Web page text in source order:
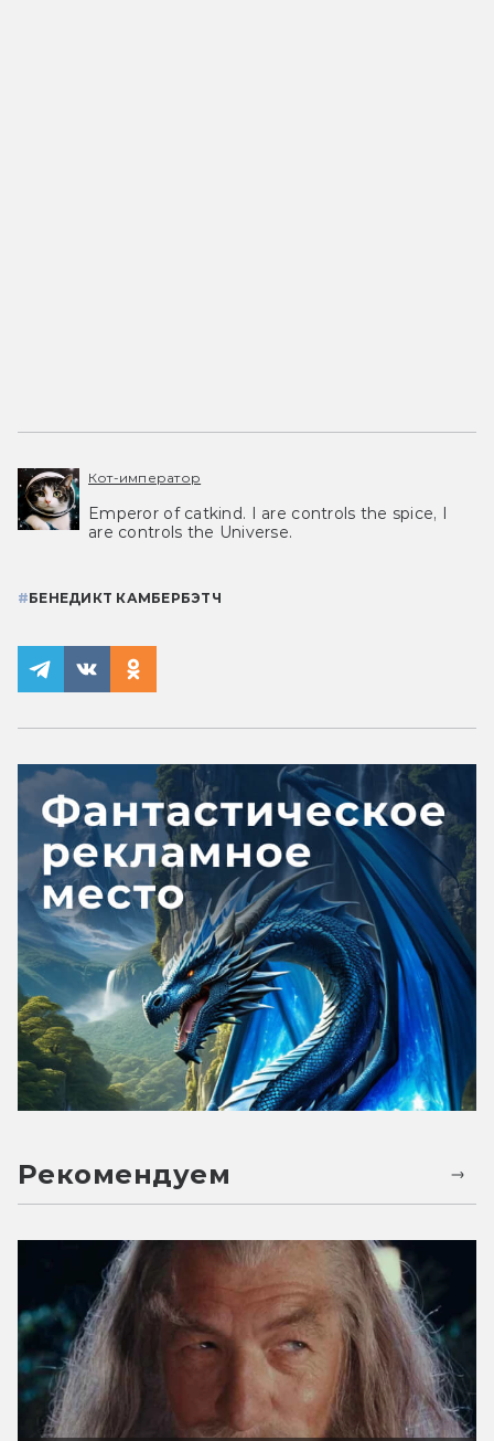
Кот-император
Emperor of catkind. I are controls the spice, I
are controls the Universe.
#БЕНЕДИКТ КАМБЕРБЭТЧ
Рекомендуем